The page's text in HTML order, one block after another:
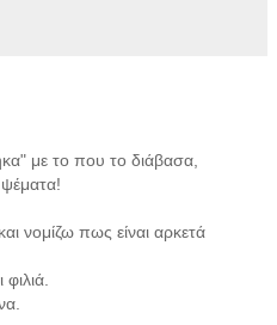
με το που το διάβασα,
νομίζω πως είναι αρκετά